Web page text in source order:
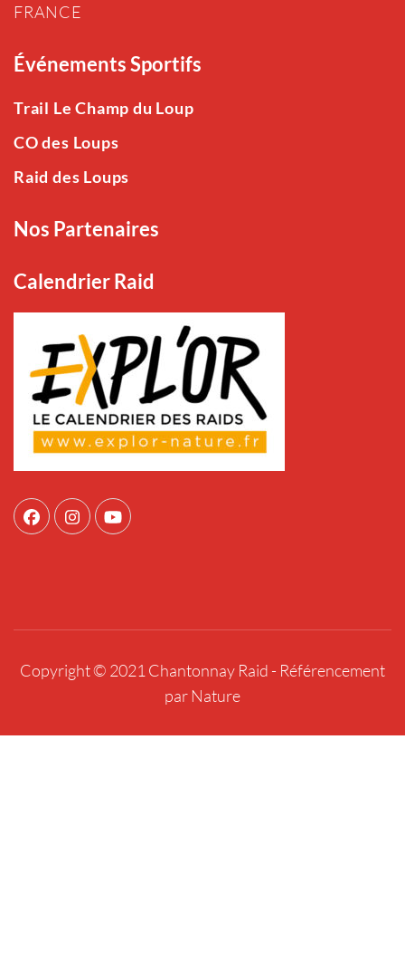
FRANCE
Événements Sportifs
Trail Le Champ du Loup
CO des Loups
Raid des Loups
Nos Partenaires
Calendrier Raid
Copyright © 2021 Chantonnay Raid - Référencement
par Nature